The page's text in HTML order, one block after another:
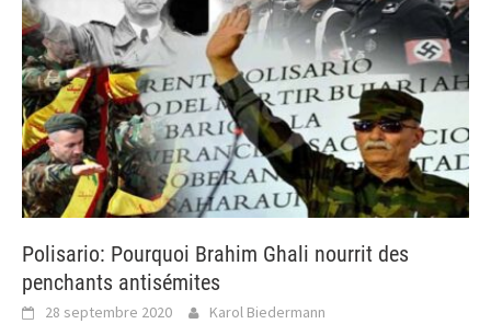
Polisario: Pourquoi Brahim Ghali nourrit des
penchants antisémites
28 septembre 2020 Karol Biedermann